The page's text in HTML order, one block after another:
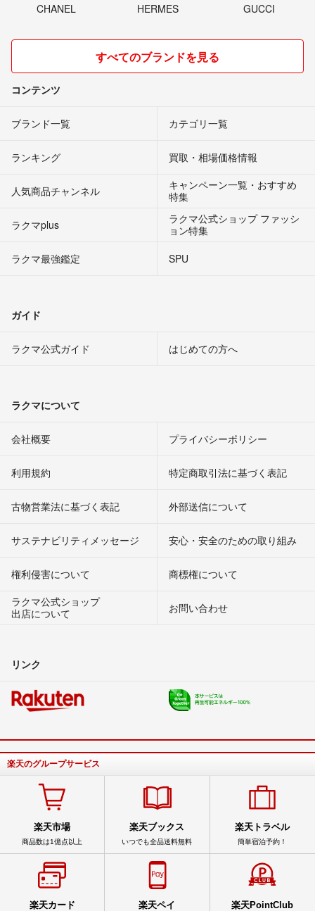
CHANEL HERMES GUCCI
すべてのブランドを見る
コンテンツ
ブランド一覧 カテゴリ一覧
ランキング 買取・相場価格情報
人気商品チャンネル
キャンペーン一覧・おすすめ
特集
ラクマplus
ラクマ公式ショップ ファッシ
ョン特集
ラクマ最強鑑定
SPU
ガイド
ラクマ公式ガイド はじめての方へ
ラクマについて
会社概要 プライバシーポリシー
利用規約 特定商取引法に基づく表記
古物営業法に基づく表記 外部送信について
サステナビリティメッセージ 安心・安全のための取り組み
権利侵害について
商標権について
ラクマ公式ショップ
出店について
お問い合わせ
リンク
楽天のグループサービス
楽天市場
商品数は1億点以上
楽天ブックス
いつでも全品送料無料
楽天トラベル
簡単宿泊予約！
楽天カード 楽天ペイ 楽天PointClub